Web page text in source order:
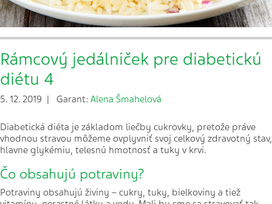
Rámcový jedálniček pre diabetickú
diétu 4
5. 12. 2019 | Garant: Alena Šmahelová
Diabetická diéta je základom liečby cukrovky, pretože práve
vhodnou stravou môžeme ovplyvniť svoj celkový zdravotný stav,
hlavne glykémiu, telesnú hmotnosť a tuky v krvi.
Čo obsahujú potraviny?
Potraviny obsahujú živiny – cukry, tuky, bielkoviny a tiež